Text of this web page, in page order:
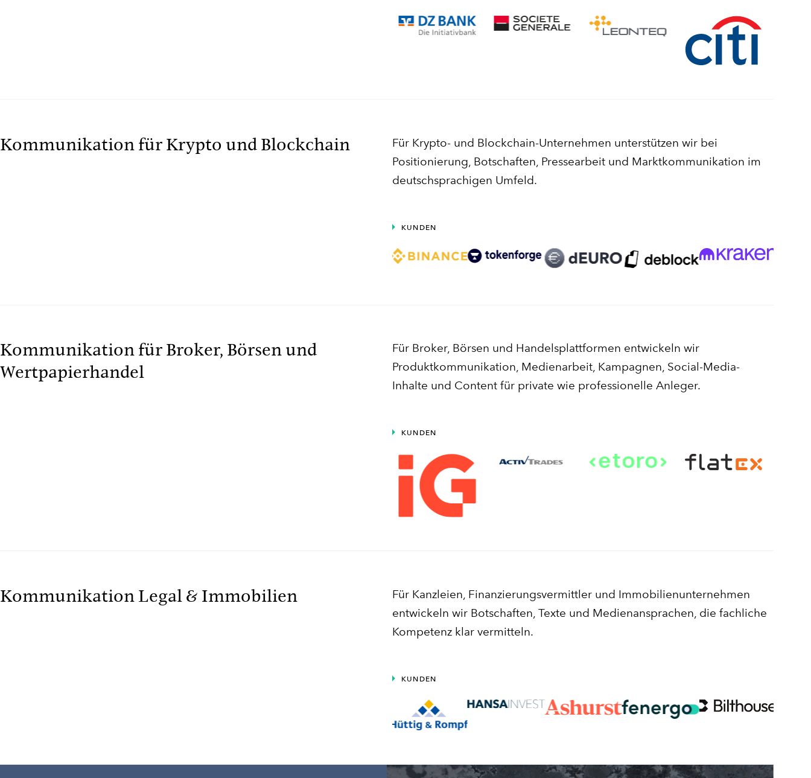
Kommunikation für Krypto und Blockchain
Für Krypto- und Blockchain-Unternehmen unterstützen wir bei
Positionierung, Botschaften, Pressearbeit und Marktkommunikation im
deutschsprachigen Umfeld.
KUNDEN
Kommunikation für Broker, Börsen und
Wertpapierhandel
Für Broker, Börsen und Handelsplattformen entwickeln wir
Produktkommunikation, Medienarbeit, Kampagnen, Social-Media-
Inhalte und Content für private wie professionelle Anleger.
KUNDEN
Kommunikation Legal & Immobilien
Für Kanzleien, Finanzierungsvermittler und Immobilienunternehmen
entwickeln wir Botschaften, Texte und Medienansprachen, die fachliche
Kompetenz klar vermitteln.
KUNDEN